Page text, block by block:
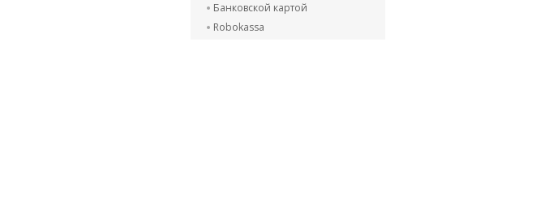
Банковской картой
Robokassa